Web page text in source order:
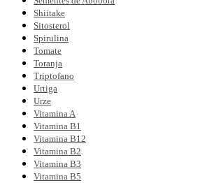
Shiitake
Sitosterol
Spirulina
Tomate
Toranja
Triptofano
Urtiga
Urze
Vitamina A
Vitamina B1
Vitamina B12
Vitamina B2
Vitamina B3
Vitamina B5